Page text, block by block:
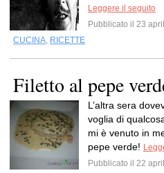
Leggere il seguito
Pubblicato il 23
CUCINA, RICETTE
Filetto al pepe
L’altra sera
voglia di
mi è venuto in
pepe verde!
Pubblicato il 22